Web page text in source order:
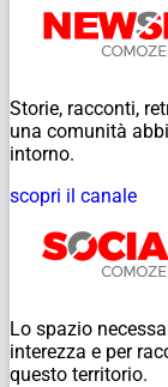
Storie, racconti,
una comunità
intorno.
scopri il canale
Lo spazio
interezza e per
questo territorio.